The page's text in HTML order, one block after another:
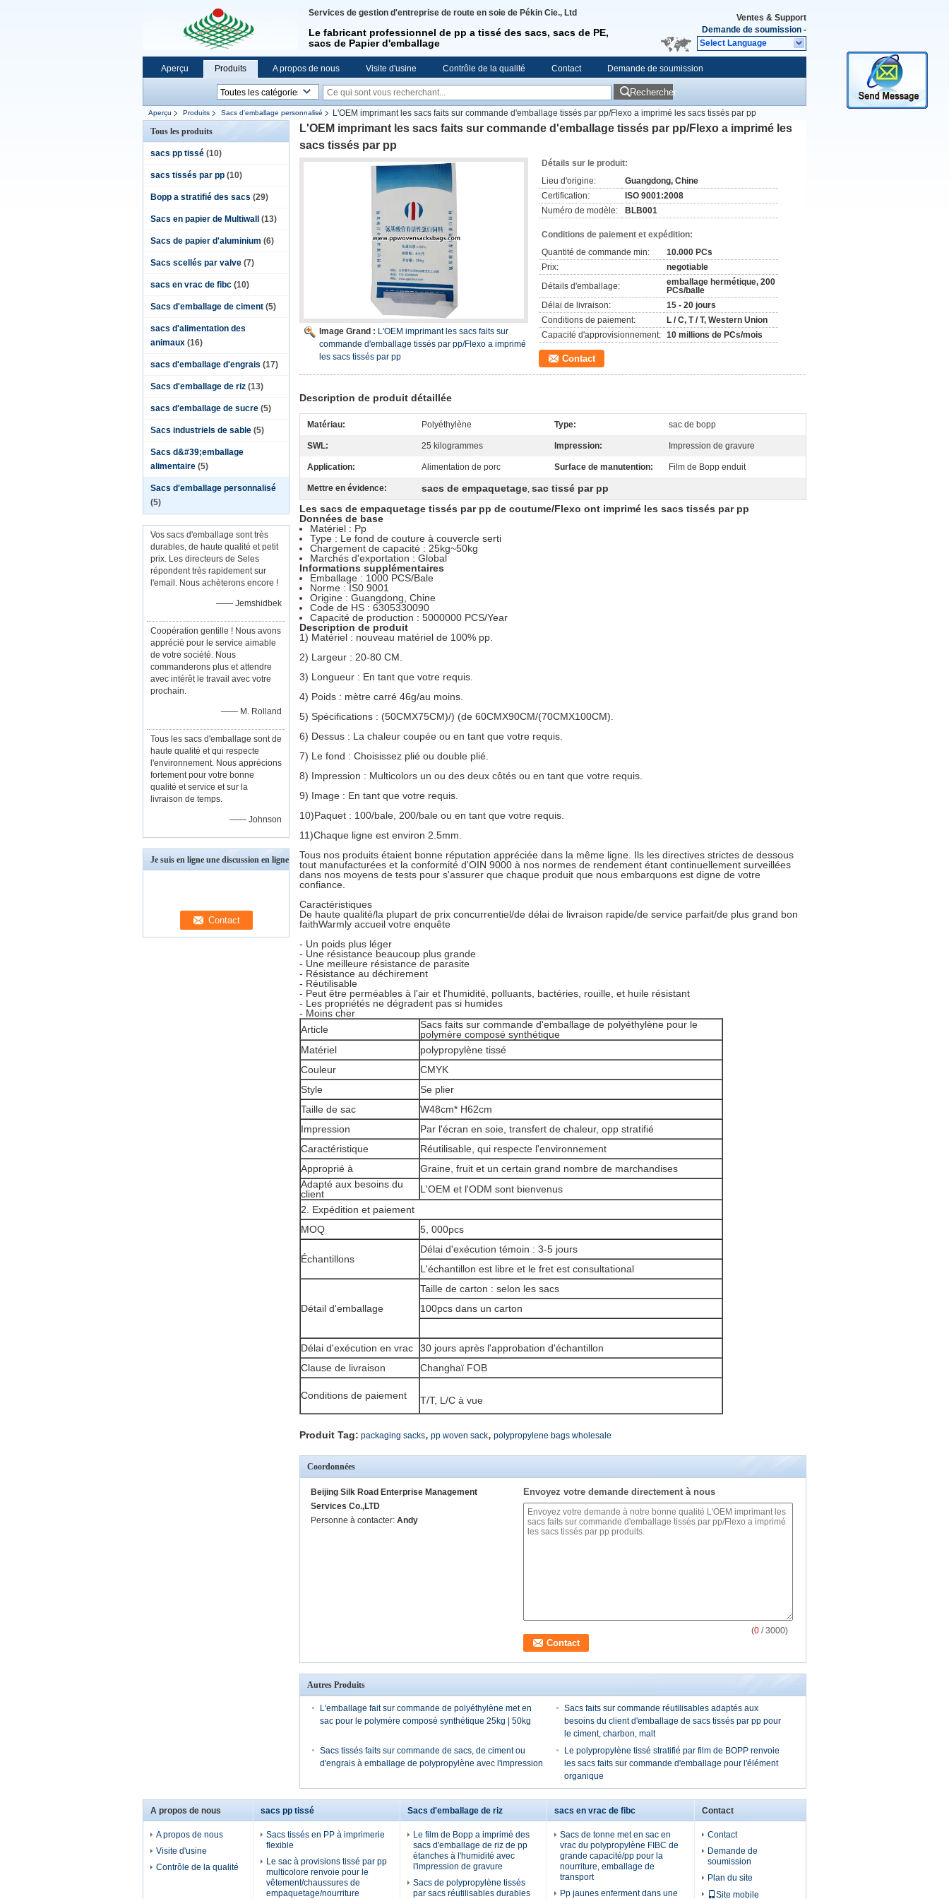
Services de gestion d'entreprise de route en soie de Pékin Cie., Ltd
Le fabricant professionnel de pp a tissé des sacs, sacs de PE,
sacs de Papier d'emballage
Ventes & Support
Demande de soumission -
Select Language
Aperçu Produits A propos de nous Visite d'usine Contrôle de la qualité Contact Demande de soumission
Rechercher
Aperçu Produits Sacs d'emballage personnalisé
L'OEM imprimant les sacs faits sur commande d'emballage tissés par pp/Flexo a imprimé les sacs tissés par pp
Tous les produits
sacs pp tissé (10)
sacs tissés par pp (10)
Bopp a stratifié des sacs (29)
Sacs en papier de Multiwall (13)
Sacs de papier d'aluminium (6)
Sacs scellés par valve (7)
sacs en vrac de fibc (10)
Sacs d'emballage de ciment (5)
sacs d'alimentation des
animaux (16)
sacs d'emballage d'engrais (17)
Sacs d'emballage de riz (13)
sacs d'emballage de sucre (5)
Sacs industriels de sable (5)
Sacs d&#39;emballage
alimentaire (5)
Sacs d'emballage personnalisé
(5)
Vos sacs d'emballage sont très
durables, de haute qualité et petit
prix. Les directeurs de Seles
répondent très rapidement sur
l'email. Nous achèterons encore !
—— Jemshidbek
Coopération gentille ! Nous avons
apprécié pour le service aimable
de votre société. Nous
commanderons plus et attendre
avec intérêt le travail avec votre
prochain.
—— M. Rolland
Tous les sacs d'emballage sont de
haute qualité et qui respecte
l'environnement. Nous apprécions
fortement pour votre bonne
qualité et service et sur la
livraison de temps.
—— Johnson
Je suis en ligne une discussion en ligne
L'OEM imprimant les sacs faits sur commande d'emballage tissés par pp/Flexo a imprimé les
sacs tissés par pp
Image Grand : L'OEM imprimant les sacs faits sur
commande d'emballage tissés par pp/Flexo a imprimé
les sacs tissés par pp
Détails sur le produit:
Lieu d'origine:
Guangdong, Chine
Certification:
ISO 9001:2008
Numéro de modèle:
BLB001
Conditions de paiement et expédition:
Quantité de commande min:
10.000 PCs
Prix:
negotiable
Détails d'emballage:
emballage hermétique, 200
PCs/balle
Délai de livraison:
15 - 20 jours
Conditions de paiement:
L / C, T / T, Western Union
Capacité d'approvisionnement: 10 millions de PCs/mois
Contact
Description de produit détaillée
Matériau: Polyéthylène Type: sac de bopp
SWL: 25 kilogrammes Impression: Impression de gravure
Application: Alimentation de porc Surface de manutention: Film de Bopp enduit
Mettre en évidence: sacs de empaquetage, sac tissé par pp
Les sacs de empaquetage tissés par pp de coutume/Flexo ont imprimé les sacs tissés par pp
Données de base
Matériel : Pp
Type : Le fond de couture à couvercle serti
Chargement de capacité : 25kg~50kg
Marchés d'exportation : Global
Informations supplémentaires
Emballage : 1000 PCS/Bale
Norme : IS0 9001
Origine : Guangdong, Chine
Code de HS : 6305330090
Capacité de production : 5000000 PCS/Year
Description de produit
1) Matériel : nouveau matériel de 100% pp.
2) Largeur : 20-80 CM.
3) Longueur : En tant que votre requis.
4) Poids : mètre carré 46g/au moins.
5) Spécifications : (50CMX75CM)/) (de 60CMX90CM/(70CMX100CM).
6) Dessus : La chaleur coupée ou en tant que votre requis.
7) Le fond : Choisissez plié ou double plié.
8) Impression : Multicolors un ou des deux côtés ou en tant que votre requis.
9) Image : En tant que votre requis.
10)Paquet : 100/bale, 200/bale ou en tant que votre requis.
11)Chaque ligne est environ 2.5mm.
Tous nos produits étaient bonne réputation appréciée dans la même ligne. Ils les directives strictes de dessous
tout manufacturées et la conformité d'OIN 9000 à nos normes de rendement étant continuellement surveillées
dans nos moyens de tests pour s'assurer que chaque produit que nous embarquons est digne de votre
confiance.
Caractéristiques
De haute qualité/la plupart de prix concurrentiel/de délai de livraison rapide/de service parfait/de plus grand bon
faithWarmly accueil votre enquête
- Un poids plus léger
- Une résistance beaucoup plus grande
- Une meilleure résistance de parasite
- Résistance au déchirement
- Réutilisable
- Peut être perméables à l'air et l'humidité, polluants, bactéries, rouille, et huile résistant
- Les propriétés ne dégradent pas si humides
- Moins cher
Article
Sacs faits sur commande d'emballage de polyéthylène pour le
polymère composé synthétique
Matériel
polypropylène tissé
Couleur
CMYK
Style
Se plier
Taille de sac
W48cm* H62cm
Impression
Par l'écran en soie, transfert de chaleur, opp stratifié
Caractéristique
Réutilisable, qui respecte l'environnement
Approprié à
Graine, fruit et un certain grand nombre de marchandises
Adapté aux besoins du
client
L'OEM et l'ODM sont bienvenus
2. Expédition et paiement
MOQ
5, 000pcs
Échantillons
Délai d'exécution témoin : 3-5 jours
L'échantillon est libre et le fret est consultational
Détail d'emballage
Taille de carton : selon les sacs
100pcs dans un carton
Délai d'exécution en vrac
30 jours après l'approbation d'échantillon
Clause de livraison
Changhaï FOB
Conditions de paiement T/T, L/C à vue
Produit Tag: packaging sacks, pp woven sack, polypropylene bags wholesale
Coordonnées
Beijing Silk Road Enterprise Management
Services Co.,LTD
Personne à contacter: Andy
Envoyez votre demande directement à nous
(0 / 3000)
Autres Produits
L'emballage fait sur commande de polyéthylène met en
sac pour le polymère composé synthétique 25kg | 50kg
Sacs faits sur commande réutilisables adaptés aux
besoins du client d'emballage de sacs tissés par pp pour
le ciment, charbon, malt
Sacs tissés faits sur commande de sacs, de ciment ou
d'engrais à emballage de polypropylène avec l'impression
Le polypropylène tissé stratifié par film de BOPP renvoie
les sacs faits sur commande d'emballage pour l'élément
organique
A propos de nous
A propos de nous
Visite d'usine
Contrôle de la qualité
sacs pp tissé
Sacs tissés en PP à imprimerie
flexible
Le sac à provisions tissé par pp
multicolore renvoie pour le
vêtement/chaussures de
empaquetage/nourriture
Sacs d'emballage de riz
Le film de Bopp a imprimé des
sacs d'emballage de riz de pp
étanches à l'humidité avec
l'impression de gravure
Sacs de polypropylène tissés
par sacs réutilisables durables
sacs en vrac de fibc
Sacs de tonne met en sac en
vrac du polypropylène FIBC de
grande capacité/pp pour la
nourriture, emballage de
transport
Pp jaunes enferment dans une
Contact
Contact
Demande de
soumission
Plan du site
Site mobile